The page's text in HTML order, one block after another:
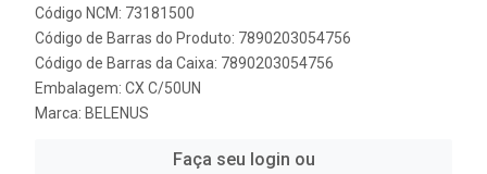
Código NCM: 73181500
Código de Barras do Produto: 7890203054756
Código de Barras da Caixa: 7890203054756
Embalagem: CX C/50UN
Marca: BELENUS
Faça seu login ou